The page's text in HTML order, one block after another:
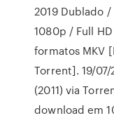
2019 Dublado
1080p / Full
formatos MKV
Torrent]. 19/07/
(2011) via
download em